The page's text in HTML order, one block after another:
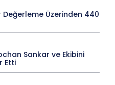
Değerleme Üzerinden 440
Sankar ve Ekibini
Etti